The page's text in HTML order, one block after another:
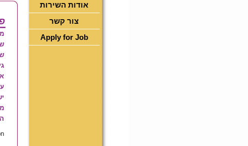
אודות השירות
צור קשר
Apply for Job